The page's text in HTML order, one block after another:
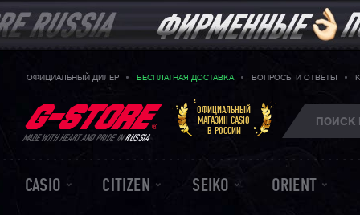
ОФИЦИАЛЬНЫЙ ДИЛЕР БЕСПЛАТНАЯ ДОСТАВКА ВОПРОСЫ И ОТВЕТЫ
MADE WITH HEART AND PRIDE INRUSSIA
ОФИЦИАЛЬНЫЙ
МАГАЗИН CASIO
В РОССИИ
CASIO CITIZEN SEIKO ORIENT